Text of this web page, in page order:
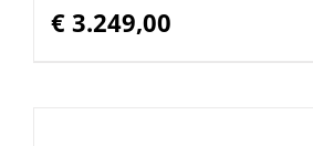
€ 3.249,00